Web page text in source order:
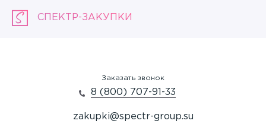
СПЕКТР-ЗАКУПКИ
Заказать звонок
8 (800) 707-91-33
zakupki@spectr-group.su